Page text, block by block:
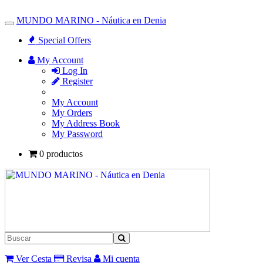
Toggle
Navigation
MUNDO MARINO - Náutica en Denia
Special Offers
My Account
Log In
Register
My Account
My Orders
My Address Book
My Password
0 productos
Ver Cesta Revisa
Mi cuenta